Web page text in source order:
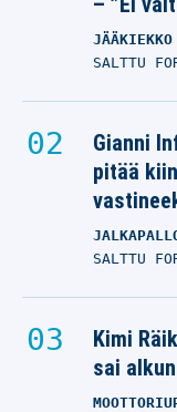
JÄÄKIEKKO
SALTTU
Gianni
pitää
SALTTU
Kimi
sai